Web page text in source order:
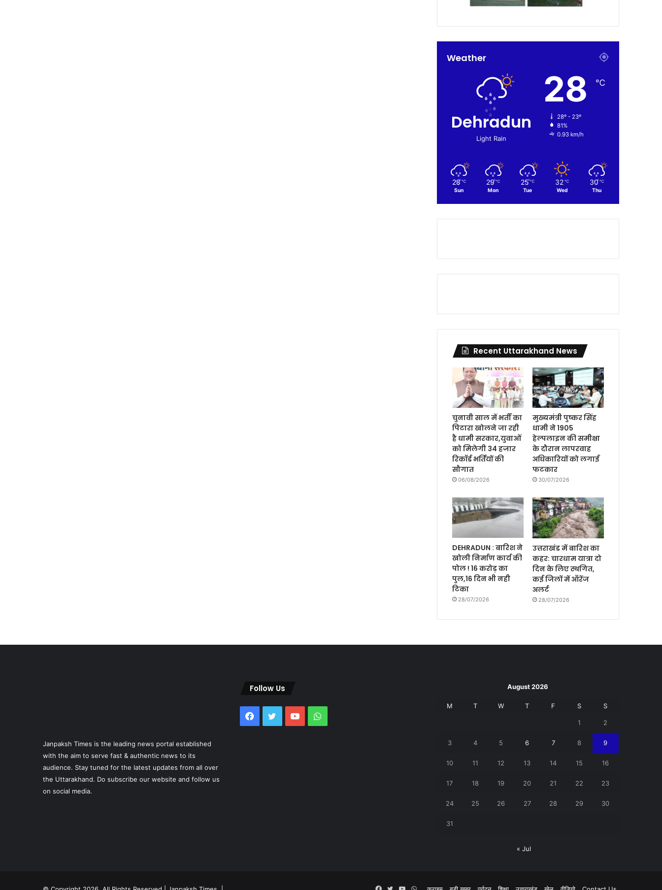
Weather
Dehradun
Light Rain
28 ℃
28º - 23º
81%
0.93 km/h
28 ℃
Sun
29 ℃
Mon
25 ℃
Tue
32 ℃
Wed
30 ℃
Thu
Recent Uttarakhand News
चुनावी साल में भर्ती का
पिटारा खोलने जा रही
है धामी सरकार,युवाओं
को मिलेगी 34 हजार
रिकॉर्ड भर्तियों की
सौगात
06/08/2026
मुख्यमंत्री पुष्कर सिंह
धामी ने 1905
हेल्पलाइन की समीक्षा
के दौरान लापरवाह
अधिकारियों को लगाई
फटकार
30/07/2026
DEHRADUN : बारिश ने
खोली निर्माण कार्य की
पोल ! 16 करोड़ का
पुल,16 दिन भी नही
टिका
28/07/2026
उत्तराखंड में बारिश का
कहर: चारधाम यात्रा दो
दिन के लिए स्थगित,
कई जिलों में ऑरेंज
अलर्ट
28/07/2026
Janpaksh Times is the leading news portal established
with the aim to serve fast & authentic news to its
audience. Stay tuned for the latest updates from all over
the Uttarakhand. Do subscribe our website and follow us
on social media.
Follow Us
Facebook
TwitterYouTube
August 2026
M T W T F S S
1 2
3 4 5 6 7 8 9
10 11 12 13 14 15 16
17 18 19 20 21 22 23
24 25 26 27 28 29 30
31
« Jul